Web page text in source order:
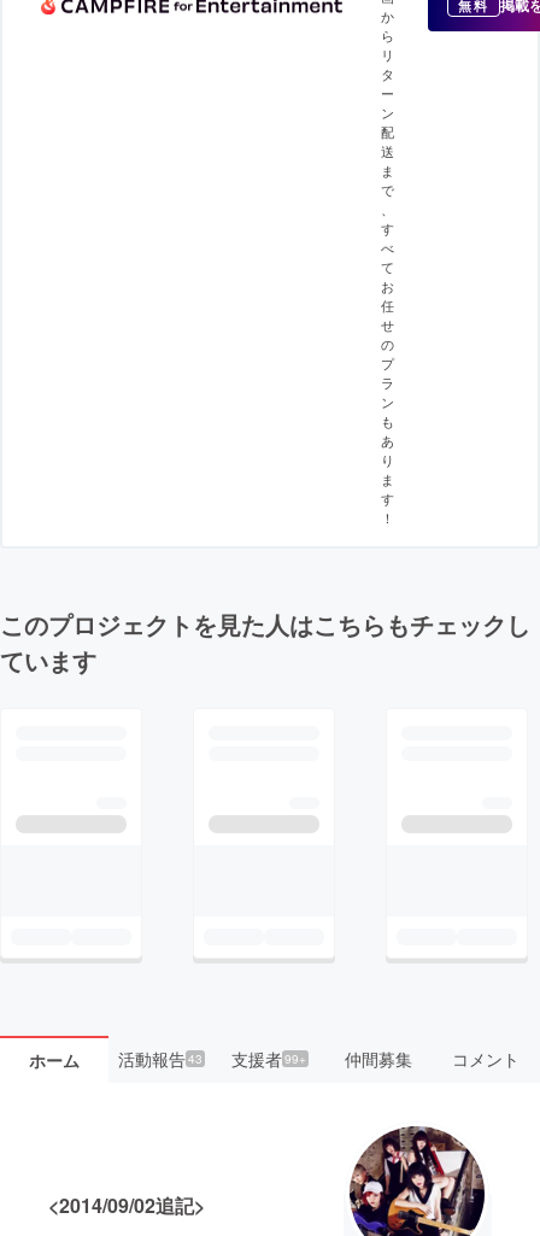
か
ら
リ
タ
ー
ン
配
送
ま
で
、
す
べ
て
お
任
せ
の
プ
ラ
ン
も
あ
り
ま
す
！
無料 掲載
このプロジェクトを見た人はこちらもチェックし
ています
ホーム 活動報告43 支援者99+ 仲間募集 コメント
<2014/09/02追記>